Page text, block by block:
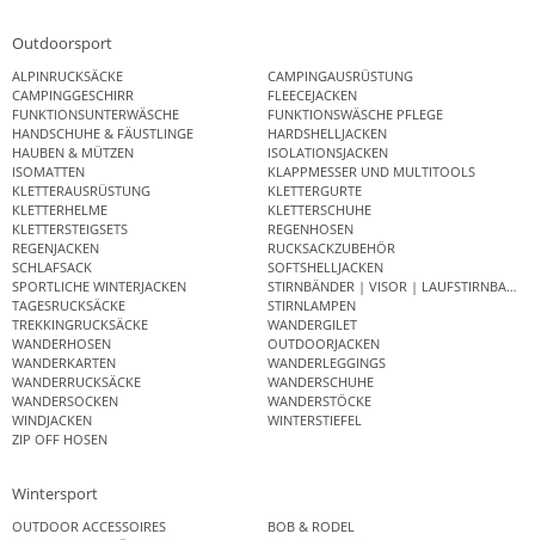
Outdoorsport
ALPINRUCKSÄCKE
CAMPINGAUSRÜSTUNG
CAMPINGGESCHIRR
FLEECEJACKEN
FUNKTIONSUNTERWÄSCHE
FUNKTIONSWÄSCHE PFLEGE
HANDSCHUHE & FÄUSTLINGE
HARDSHELLJACKEN
HAUBEN & MÜTZEN
ISOLATIONSJACKEN
ISOMATTEN
KLAPPMESSER UND MULTITOOLS
KLETTERAUSRÜSTUNG
KLETTERGURTE
KLETTERHELME
KLETTERSCHUHE
KLETTERSTEIGSETS
REGENHOSEN
REGENJACKEN
RUCKSACKZUBEHÖR
SCHLAFSACK
SOFTSHELLJACKEN
SPORTLICHE WINTERJACKEN
STIRNBÄNDER | VISOR | LAUFSTIRNBAND
TAGESRUCKSÄCKE
STIRNLAMPEN
TREKKINGRUCKSÄCKE
WANDERGILET
WANDERHOSEN
OUTDOORJACKEN
WANDERKARTEN
WANDERLEGGINGS
WANDERRUCKSÄCKE
WANDERSCHUHE
WANDERSOCKEN
WANDERSTÖCKE
WINDJACKEN
WINTERSTIEFEL
ZIP OFF HOSEN
Wintersport
OUTDOOR ACCESSOIRES
BOB & RODEL